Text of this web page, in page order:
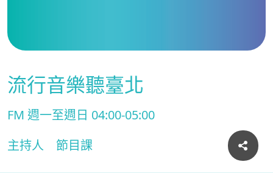
流行音樂聽臺北
FM 週一至週日 04:00-05:00
主持人
節目課